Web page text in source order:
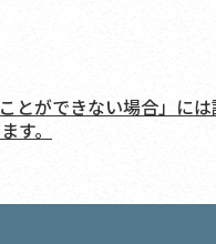
ができない場合」には
す。